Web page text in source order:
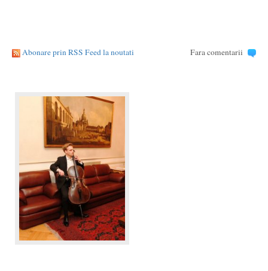
Abonare prin RSS Feed la noutati Fara comentarii